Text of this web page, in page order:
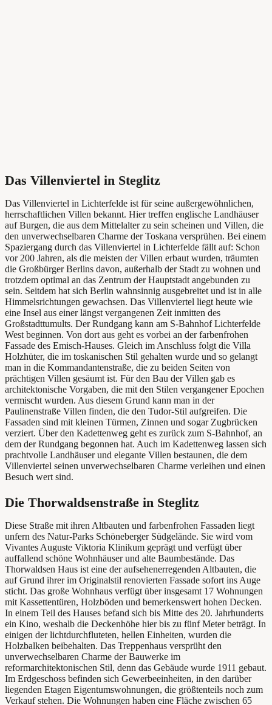
Das Villenviertel in Steglitz
Das Villenviertel in Lichterfelde ist für seine außergewöhnlichen,
herrschaftlichen Villen bekannt. Hier treffen englische Landhäuser
auf Burgen, die aus dem Mittelalter zu sein scheinen und Villen, die
den unverwechselbaren Charme der Toskana versprühen. Bei einem
Spaziergang durch das Villenviertel in Lichterfelde fällt auf: Schon
vor 200 Jahren, als die meisten der Villen erbaut wurden, träumten
die Großbürger Berlins davon, außerhalb der Stadt zu wohnen und
trotzdem optimal an das Zentrum der Hauptstadt angebunden zu
sein. Seitdem hat sich Berlin wahnsinnig ausgebreitet und ist in alle
Himmelsrichtungen gewachsen. Das Villenviertel liegt heute wie
eine Insel aus einer längst vergangenen Zeit inmitten des
Großstadttumults. Der Rundgang kann am S-Bahnhof Lichterfelde
West beginnen. Von dort aus geht es vorbei an der farbenfrohen
Fassade des Emisch-Hauses. Gleich im Anschluss folgt die Villa
Holzhüter, die im toskanischen Stil gehalten wurde und so gelangt
man in die Kommandantenstraße, die zu beiden Seiten von
prächtigen Villen gesäumt ist. Für den Bau der Villen gab es
architektonische Vorgaben, die mit den Stilen vergangener Epochen
vermischt wurden. Aus diesem Grund kann man in der
Paulinenstraße Villen finden, die den Tudor-Stil aufgreifen. Die
Fassaden sind mit kleinen Türmen, Zinnen und sogar Zugbrücken
verziert. Über den Kadettenweg geht es zurück zum S-Bahnhof, an
dem der Rundgang begonnen hat. Auch im Kadettenweg lassen sich
prachtvolle Landhäuser und elegante Villen bestaunen, die dem
Villenviertel seinen unverwechselbaren Charme verleihen und einen
Besuch wert sind.
Die Thorwaldsenstraße in Steglitz
Diese Straße mit ihren Altbauten und farbenfrohen Fassaden liegt
unfern des Natur-Parks Schöneberger Südgelände. Sie wird vom
Vivantes Auguste Viktoria Klinikum geprägt und verfügt über
auffallend schöne Wohnhäuser und alte Baumbestände. Das
Thorwaldsen Haus ist eine der aufsehenerregenden Altbauten, die
auf Grund ihrer im Originalstil renovierten Fassade sofort ins Auge
sticht. Das große Wohnhaus verfügt über insgesamt 17 Wohnungen
mit Kassettentüren, Holzböden und bemerkenswert hohen Decken.
In einem Teil des Hauses befand sich bis Mitte des 20. Jahrhunderts
ein Kino, weshalb die Deckenhöhe hier bis zu fünf Meter beträgt. In
einigen der lichtdurchfluteten, hellen Einheiten, wurden die
Holzbalken beibehalten. Das Treppenhaus versprüht den
unverwechselbaren Charme der Bauwerke im
reformarchitektonischen Stil, denn das Gebäude wurde 1911 gebaut.
Im Erdgeschoss befinden sich Gewerbeeinheiten, in den darüber
liegenden Etagen Eigentumswohnungen, die größtenteils noch zum
Verkauf stehen. Die Wohnungen haben eine Fläche zwischen 65